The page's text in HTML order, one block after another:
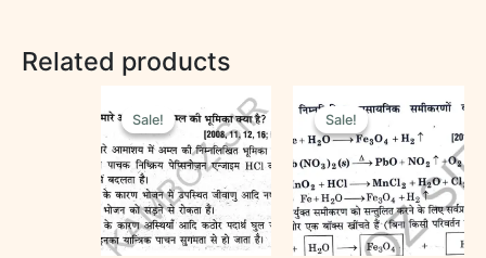
Related products
Sale!
Sale!price
was:
₹40.00.
price
is:
₹20.00.
Sale!
Sale!price
was:
₹40.00.
price
is:
₹20.00.